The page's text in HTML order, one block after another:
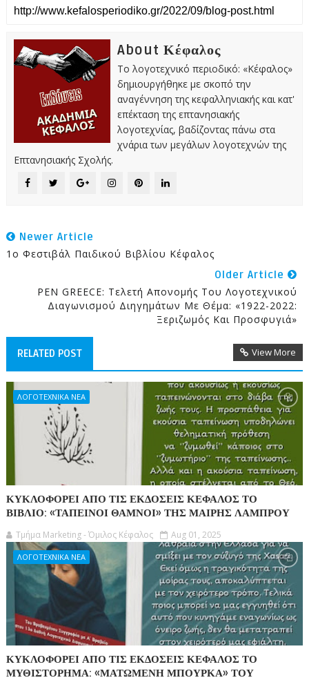
About Κέφαλος
Το λογοτεχνικό περιοδικό: «Κέφαλος»
δημιουργήθηκε με σκοπό την
αναγέννηση της κεφαλληνιακής και κατ'
επέκταση της επτανησιακής
λογοτεχνίας, βαδίζοντας πάνω στα
χνάρια των μεγάλων λογοτεχνών της
Επτανησιακής Σχολής.
Newer Article
1ο Φεστιβάλ Παιδικού Βιβλίου Κέφαλος
Older Article
PEN GREECE: Τελετή Απονομής Του Λογοτεχνικού
Διαγωνισμού Διηγημάτων Με Θέμα: «1922-2022:
Ξεριζωμός Και Προσφυγιά»
RELATED POST View More
ΛΟΓΟΤΕΧΝΙΚΑ ΝΕΑ
ΚΥΚΛΟΦΟΡΕΙ ΑΠΟ ΤΙΣ ΕΚΔΟΣΕΙΣ ΚΕΦΑΛΟΣ ΤΟ
ΒΙΒΛΙΟ: «ΤΑΠΕΙΝΟΙ ΘΑΜΝΟΙ» ΤΗΣ ΜΑΙΡΗΣ ΛΑΜΠΡΟΥ
Τμήμα Marketing - Όμιλος Κέφαλος Aug 01, 2025
ΛΟΓΟΤΕΧΝΙΚΑ ΝΕΑ
ΚΥΚΛΟΦΟΡΕΙ ΑΠΟ ΤΙΣ ΕΚΔΟΣΕΙΣ ΚΕΦΑΛΟΣ ΤΟ
ΜΥΘΙΣΤΟΡΗΜΑ: «ΜΑΤΩΜΕΝΗ ΜΠΟΥΡΚΑ» ΤΟΥ